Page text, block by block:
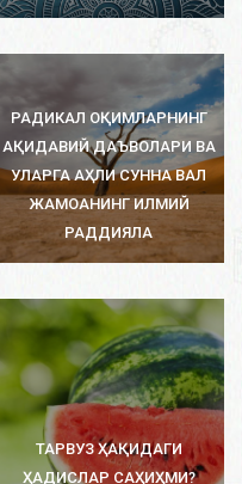
РАДИКАЛ ОҚИМЛАРНИНГ
АҚИДАВИЙ ДАЪВОЛАРИ ВА
УЛАРГА АҲЛИ СУННА ВАЛ
ЖАМОАНИНГ ИЛМИЙ
РАДДИЯЛА
ТАРВУЗ ҲАҚИДАГИ
ҲАДИСЛАР САҲИҲМИ?